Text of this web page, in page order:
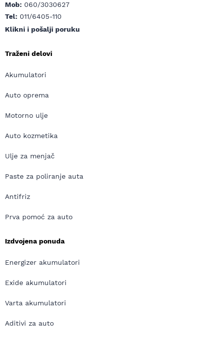
Mob: 060/3030627
Tel: 011/6405-110
Klikni i pošalji poruku
Traženi delovi
Akumulatori
Auto oprema
Motorno ulje
Auto kozmetika
Ulje za menjač
Paste za poliranje auta
Antifriz
Prva pomoć za auto
Izdvojena ponuda
Energizer akumulatori
Exide akumulatori
Varta akumulatori
Aditivi za auto